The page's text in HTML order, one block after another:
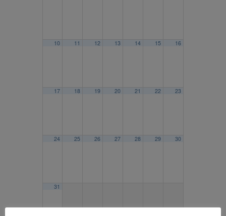
10 11 12 13 14 15 16
17 18 19 20 21 22 23
24 25 26 27 28 29 30
31